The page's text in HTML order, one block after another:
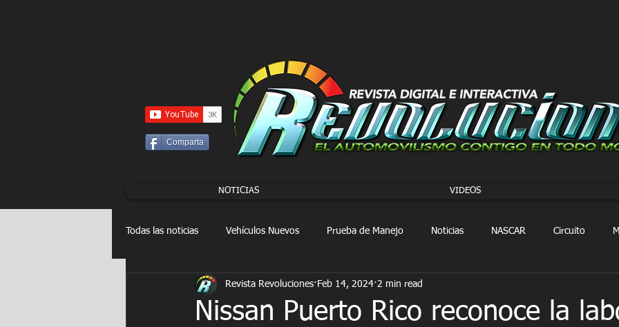
Comparta
NOTICIAS VIDEOS
Todas las noticias Vehículos Nuevos Prueba de Manejo Noticias NASCAR Circuito
Drag Racing FORMULA E FORMULA 1 Extreme E
Nissan Puerto Rico reconoce la
Revista Revoluciones Feb 14, 2024 2 min read